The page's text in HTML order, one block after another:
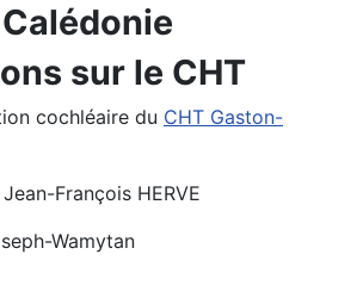
sur le CHT
cochléaire du CHT Gaston-
François HERVE
Wamytan